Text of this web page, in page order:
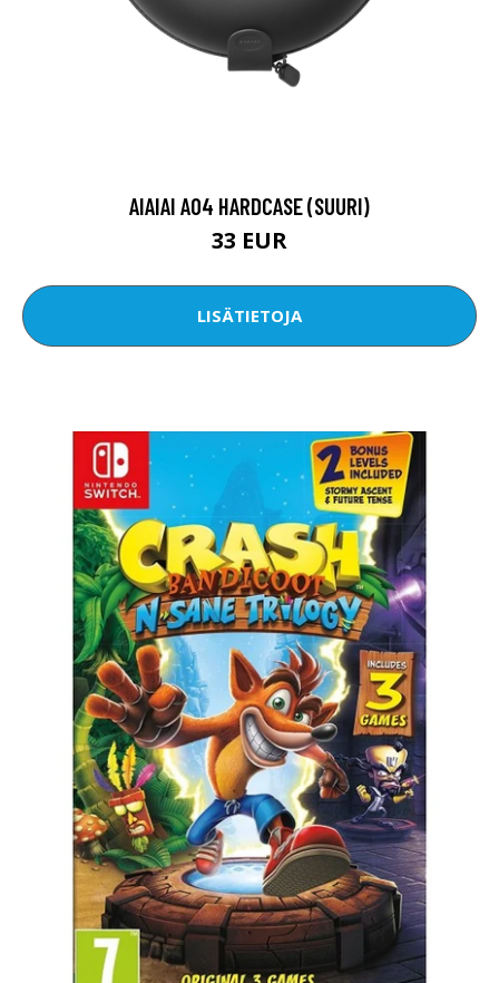
AIAIAI A04 HARDCASE (SUURI)
33 EUR
LISÄTIETOJA